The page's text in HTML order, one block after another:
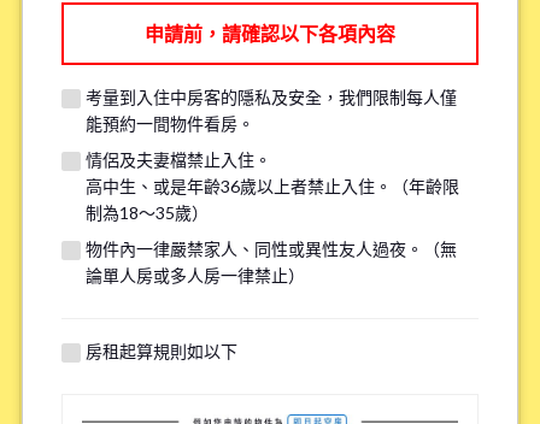
根據您的需求，我們可能會推薦您其
他更適合的物件。
考量現有住戶的安全與隱私，每人原則上僅限參觀一間物件。
若您的需求與其他物件匹配，我們將在看房前線上諮詢時提供
額外選項，請填寫下方資訊以供參考。
上學或上班的便利性
申請前，請確認以下各項內容
考量到入住中房客的隱私及安全，我們限制每人僅
能預約一間物件看房。
情侶及夫妻檔禁止入住。
高中生、或是年齡36歲以上者禁止入住。（年齡限
制為18～35歲）
物件內一律嚴禁家人、同性或異性友人過夜。（無
論單人房或多人房一律禁止）
房租起算規則如以下